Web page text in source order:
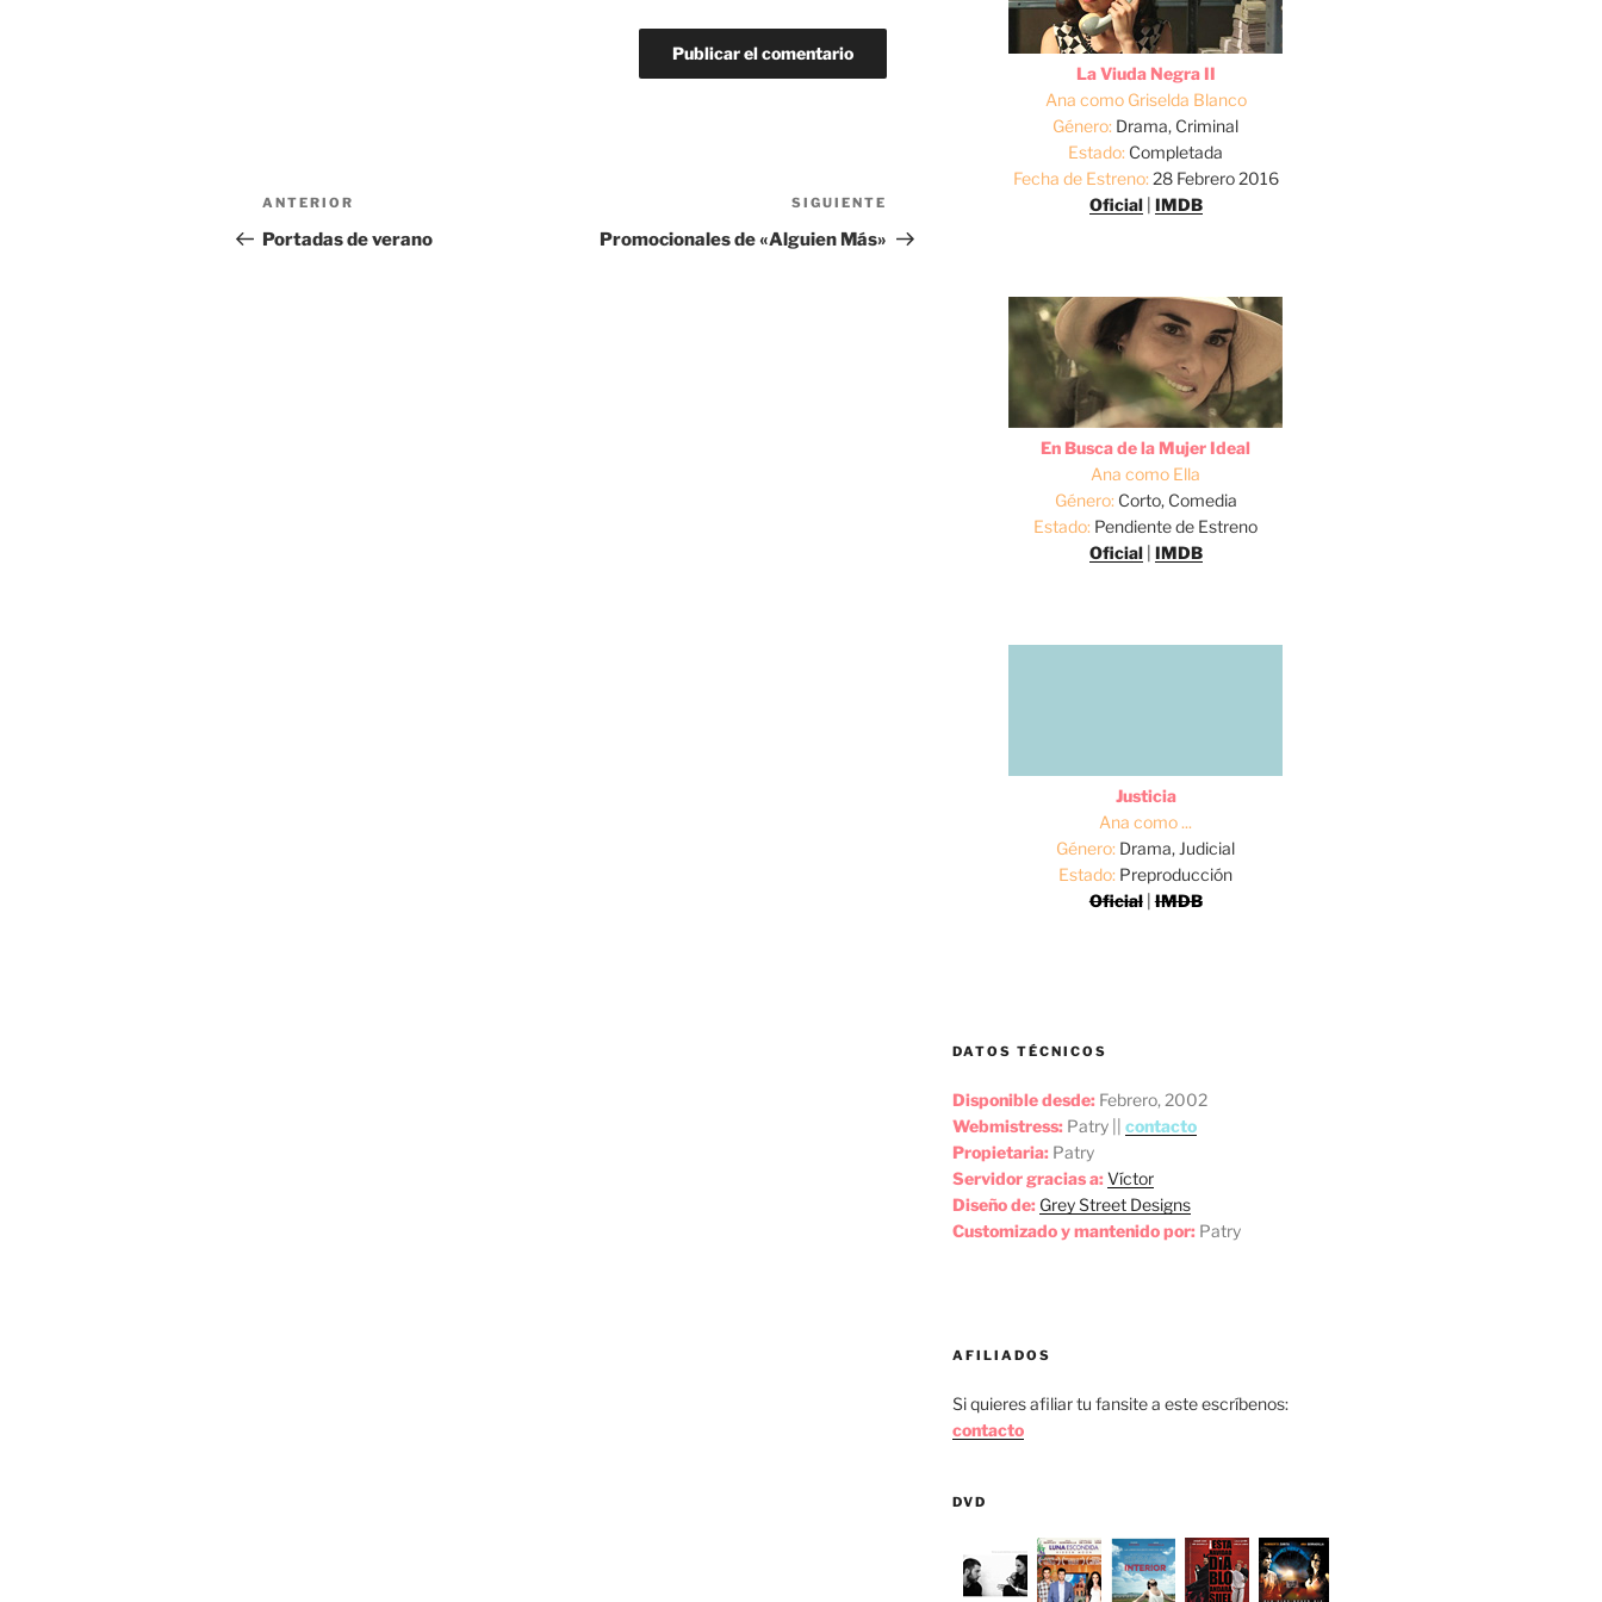
Navegación
de
Entrada
anterior:
ANTERIOR
Portadas de verano
entrada
SIGUIENTE
Promocionales de «Alguien Más»
La Viuda Negra II
Ana como Griselda Blanco
Género: Drama, Criminal
Estado: Completada
Fecha de Estreno:28 Febrero 2016
Oficial| IMDB
En Busca de la Mujer Ideal
Ana como Ella
Género:Corto, Comedia
Estado: Pendiente de Estreno
Oficial| IMDB
Justicia
Ana como ...
Género: Drama, Judicial
Estado: Preproducción
Oficial|IMDB
DATOS TÉCNICOS
Disponible desde: Febrero, 2002
Webmistress: Patry || contacto
Propietaria: Patry
Servidor gracias a: Víctor
Diseño de: Grey Street Designs
Customizado y mantenido por: Patry
AFILIADOS
Si quieres afiliar tu fansite a este escríbenos:
contacto
DVD